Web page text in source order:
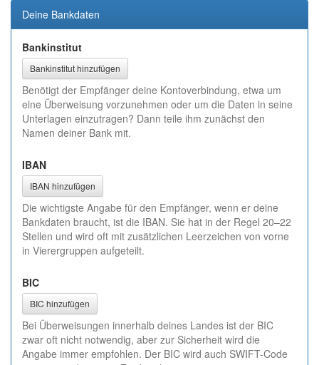
Deine Bankdaten
Bankinstitut
Bankinstitut hinzufügen
Benötigt der Empfänger deine Kontoverbindung, etwa um
eine Überweisung vorzunehmen oder um die Daten in seine
Unterlagen einzutragen? Dann teile ihm zunächst den
Namen deiner Bank mit.
IBAN
IBAN hinzufügen
Die wichtigste Angabe für den Empfänger, wenn er deine
Bankdaten braucht, ist die IBAN. Sie hat in der Regel 20–22
Stellen und wird oft mit zusätzlichen Leerzeichen von vorne
in Vierergruppen aufgeteilt.
BIC
BIC hinzufügen
Bei Überweisungen innerhalb deines Landes ist der BIC
zwar oft nicht notwendig, aber zur Sicherheit wird die
Angabe immer empfohlen. Der BIC wird auch SWIFT-Code